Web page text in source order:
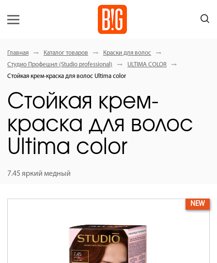
Главная Каталог товаров
Краски для волос
Студио Профешнл (Studio professional)
ULTIMA COLOR
Стойкая крем-краска для волос Ultima color
Стойкая крем-
краска для волос
Ultima color
7.45 яркий медный
NEW